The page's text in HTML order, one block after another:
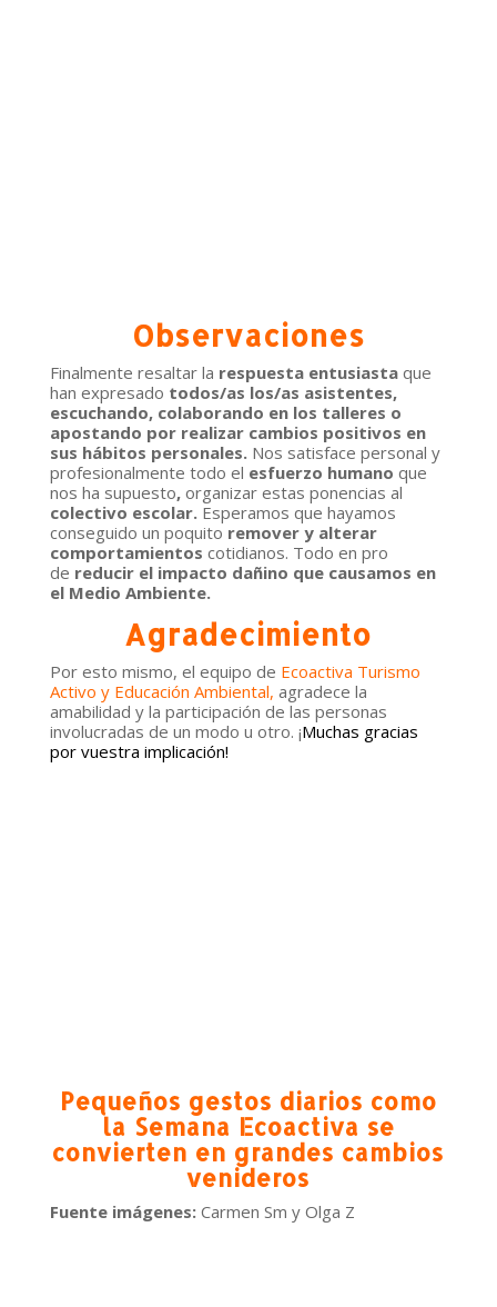
Observaciones
Finalmente resaltar la respuesta entusiasta que
han expresado todos/as los/as asistentes,
escuchando, colaborando en los talleres o
apostando por realizar cambios positivos en
sus hábitos personales.Nos satisface personal y
profesionalmente todo el esfuerzo humano que
nos ha supuesto,organizar estas ponencias al
colectivo escolar. Esperamos que hayamos
conseguido un poquito remover y alterar
comportamientos cotidianos. Todo en pro
de reducir el impacto dañino que causamos en
el Medio Ambiente.
Agradecimiento
Por esto mismo, el equipo de Ecoactiva Turismo
Activo y Educación Ambiental, agradece la
amabilidad y la participación de las personas
involucradas de un modo u otro. ¡Muchas gracias
por vuestra implicación!
Pequeños gestos diarios como
la Semana Ecoactiva se
convierten en grandes cambios
venideros
Fuente imágenes: Carmen Sm y Olga Z